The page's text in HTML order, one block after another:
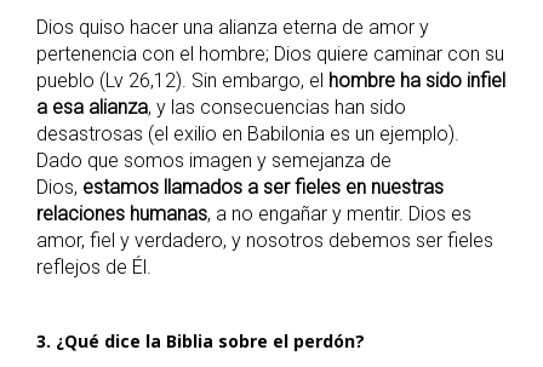
Dios quiso hacer una alianza eterna de amor y
pertenencia con el hombre; Dios quiere caminar con su
pueblo (Lv 26,12). Sin embargo, el hombre ha sido infiel
a esa alianza, y las consecuencias han sido
desastrosas (el exilio en Babilonia es un ejemplo).
Dado que somos imagen y semejanza de
Dios, estamos llamados a ser fieles en nuestras
relaciones humanas, a no engañar y mentir. Dios es
amor, fiel y verdadero, y nosotros debemos ser fieles
reflejos de Él.
3. ¿Qué dice la Biblia sobre el perdón?